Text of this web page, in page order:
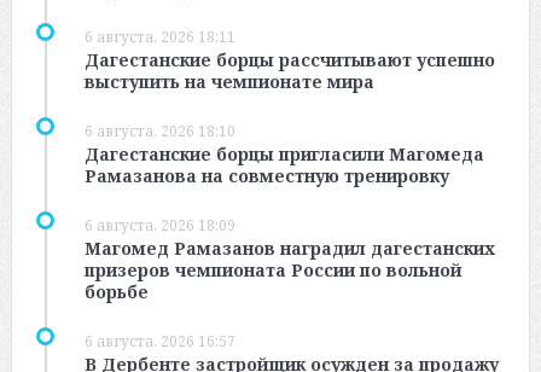
6 августа, 2026 18:11
Дагестанские борцы рассчитывают успешно
выступить на чемпионате мира
6 августа, 2026 18:10
Дагестанские борцы пригласили Магомеда
Рамазанова на совместную тренировку
6 августа, 2026 18:09
Магомед Рамазанов наградил дагестанских
призеров чемпионата России по вольной
борьбе
6 августа, 2026 16:57
В Дербенте застройщик осужден за продажу